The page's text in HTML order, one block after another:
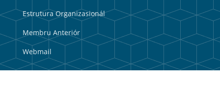
Estrutura Organizasionál
Membru Anteriór
Webmail